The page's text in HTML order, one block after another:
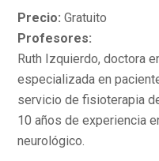
Precio: Gratuito
Profesores:
Ruth Izquierdo, doctora
especializada en
servicio de fisioterapia
10 años de experiencia
neurológico.